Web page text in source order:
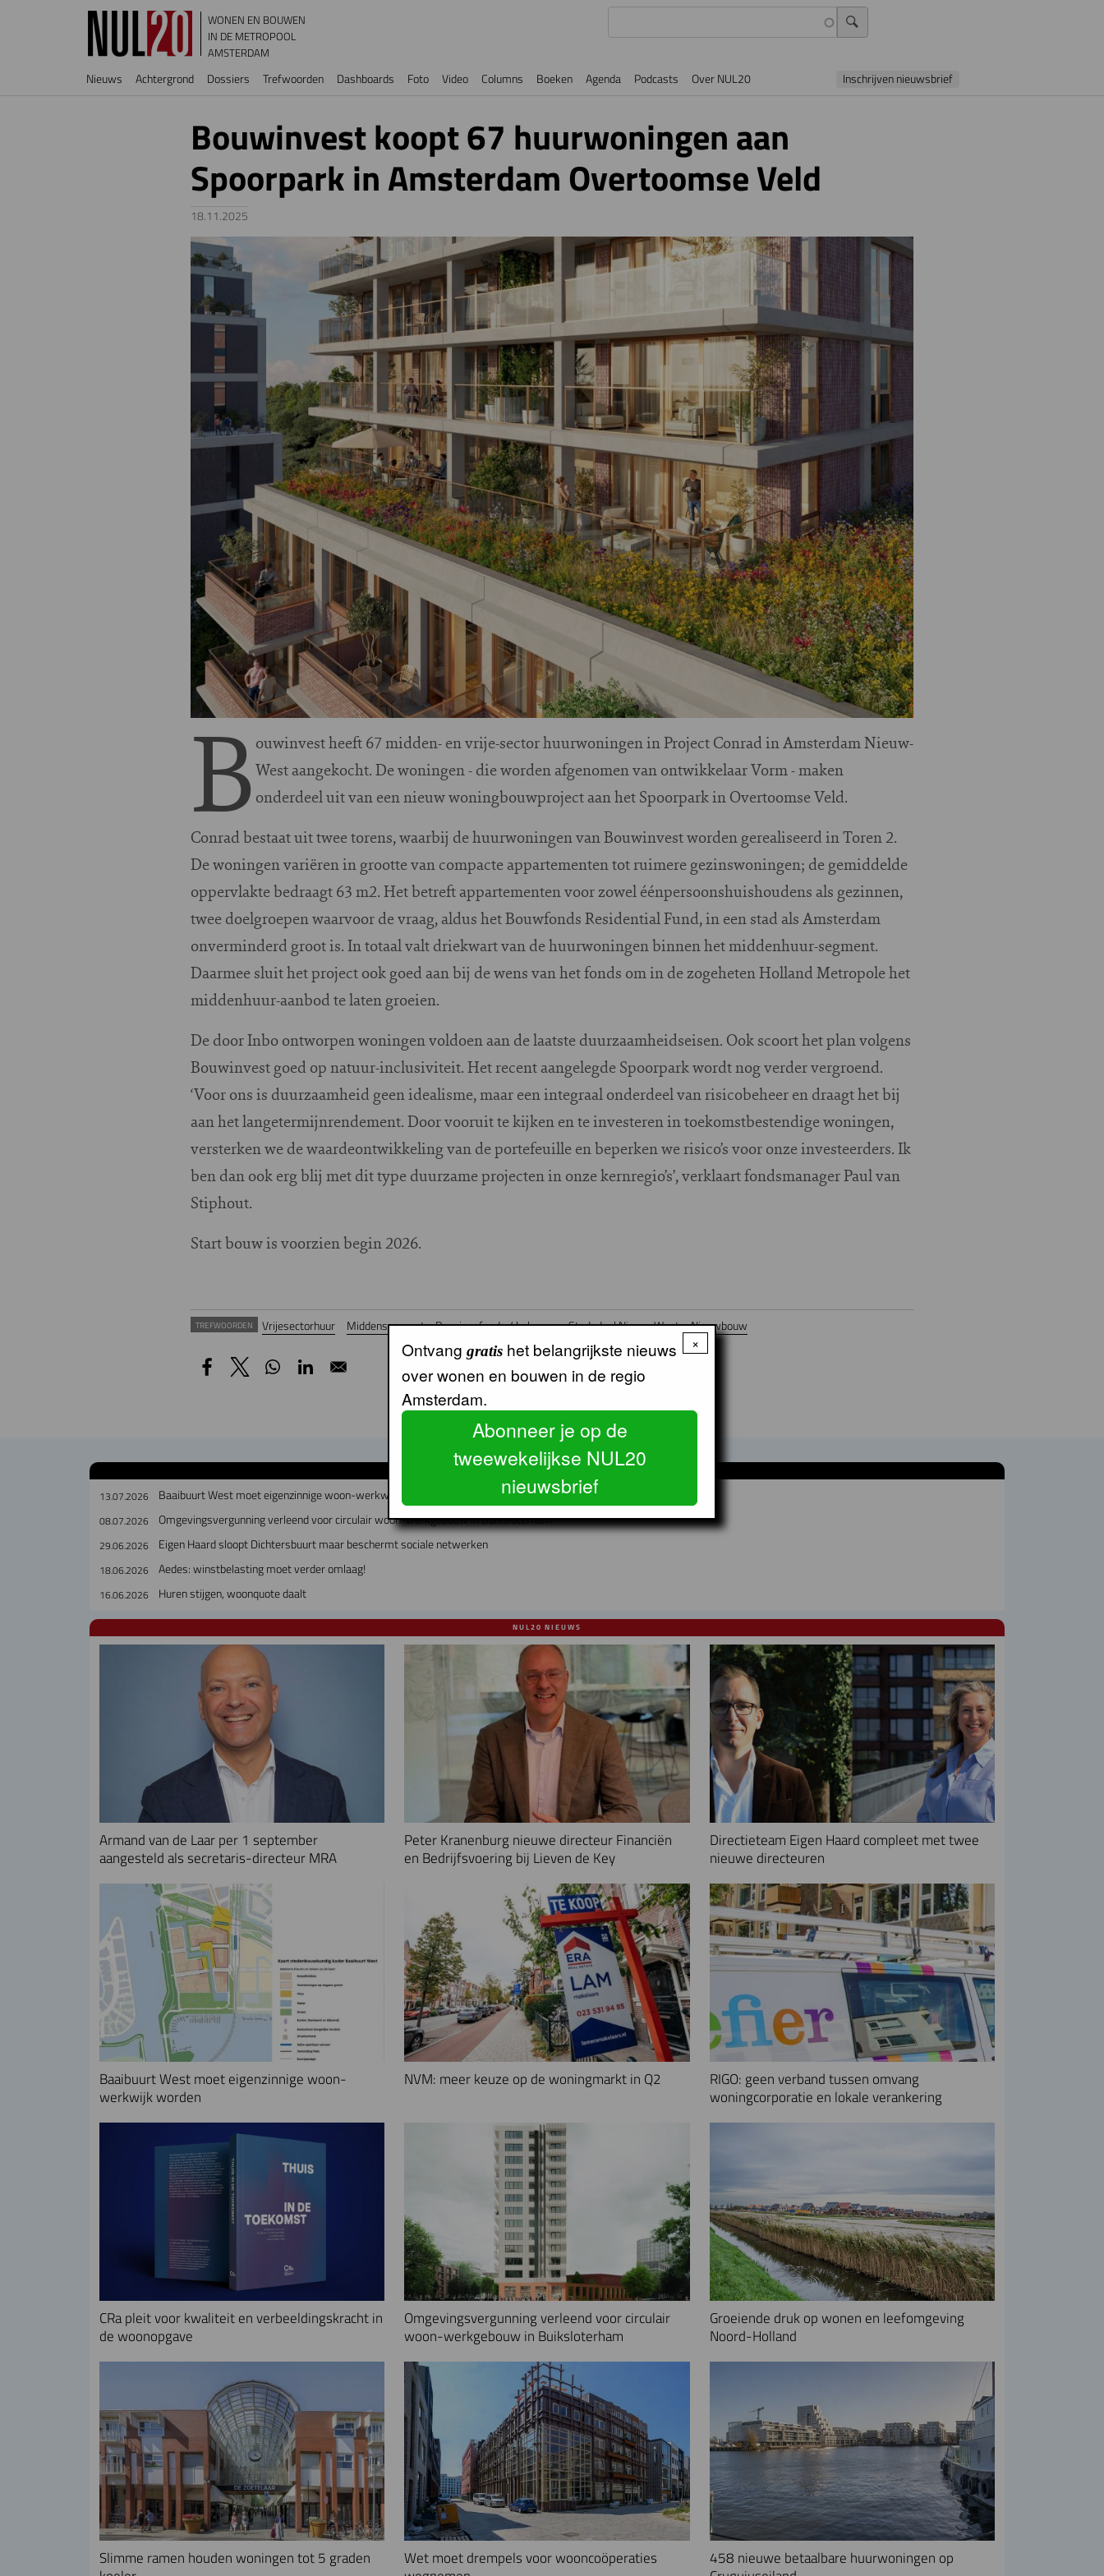
Overslaan en naar de inhoud gaan
WONEN EN BOUWEN
IN DE METROPOOL
AMSTERDAM
Hoofdnavigatie
Nieuws Achtergrond Dossiers Trefwoorden Dashboards Foto Video Columns Boeken Agenda Podcasts Over NUL20 Inschrijven nieuwsbrief
Bouwinvest koopt 67 huurwoningen aan
Spoorpark in Amsterdam Overtoomse Veld
18.11.2025
Image
B ouwinvest heeft 67 midden- en vrije-sector huurwoningen in Project Conrad in Amsterdam Nieuw-
West aangekocht. De woningen - die worden afgenomen van ontwikkelaar Vorm - maken
onderdeel uit van een nieuw woningbouwproject aan het Spoorpark in Overtoomse Veld.
Conrad bestaat uit twee torens, waarbij de huurwoningen van Bouwinvest worden gerealiseerd in Toren 2.
De woningen variëren in grootte van compacte appartementen tot ruimere gezinswoningen; de gemiddelde
oppervlakte bedraagt 63 m2. Het betreft appartementen voor zowel éénpersoonshuishoudens als gezinnen,
twee doelgroepen waarvoor de vraag, aldus het Bouwfonds Residential Fund, in een stad als Amsterdam
onverminderd groot is. In totaal valt driekwart van de huurwoningen binnen het middenhuur-segment.
Daarmee sluit het project ook goed aan bij de wens van het fonds om in de zogeheten Holland Metropole het
middenhuur-aanbod te laten groeien.
De door Inbo ontworpen woningen voldoen aan de laatste duurzaamheidseisen. Ook scoort het plan volgens
Bouwinvest goed op natuur-inclusiviteit. Het recent aangelegde Spoorpark wordt nog verder vergroend.
‘Voor ons is duurzaamheid geen idealisme, maar een integraal onderdeel van risicobeheer en draagt het bij
aan het langetermijnrendement. Door vooruit te kijken en te investeren in toekomstbestendige woningen,
versterken we de waardeontwikkeling van de portefeuille en beperken we risico’s voor onze investeerders. Ik
ben dan ook erg blij met dit type duurzame projecten in onze kernregio’s’, verklaart fondsmanager Paul van
Stiphout.
Start bouw is voorzien begin 2026.
TREFWOORDEN Vrijesectorhuur Middensegment Pensioenfonds / belegger Stadsdeel Nieuw-West Nieuwbouw
GERELATEERDE ARTIKELEN
13.07.2026 Baaibuurt West moet eigenzinnige woon-werkwijk worden
08.07.2026 Omgevingsvergunning verleend voor circulair woon-werkgebouw in Buiksloterham
29.06.2026 Eigen Haard sloopt Dichtersbuurt maar beschermt sociale netwerken
18.06.2026 Aedes: winstbelasting moet verder omlaag!
16.06.2026 Huren stijgen, woonquote daalt
NUL20 NIEUWS
Armand van de Laar per 1 september
aangesteld als secretaris-directeur MRA
Peter Kranenburg nieuwe directeur Financiën
en Bedrijfsvoering bij Lieven de Key
Directieteam Eigen Haard compleet met twee
nieuwe directeuren
Baaibuurt West moet eigenzinnige woon-
werkwijk worden
NVM: meer keuze op de woningmarkt in Q2
RIGO: geen verband tussen omvang
woningcorporatie en lokale verankering
CRa pleit voor kwaliteit en verbeeldingskracht in
de woonopgave
Omgevingsvergunning verleend voor circulair
woon-werkgebouw in Buiksloterham
Groeiende druk op wonen en leefomgeving
Noord-Holland
Slimme ramen houden woningen tot 5 graden
Wet moet drempels voor wooncoöperaties
458 nieuwe betaalbare huurwoningen op
×
Ontvang gratis het belangrijkste nieuws
over wonen en bouwen in de regio
Amsterdam.
Abonneer je op de
tweewekelijkse NUL20
nieuwsbrief